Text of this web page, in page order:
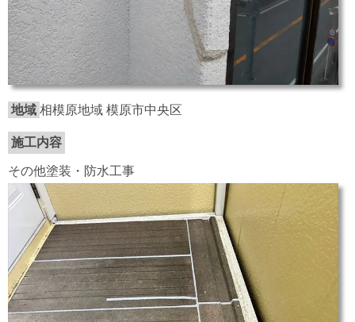
地域 相模原地域 模原市中央区
施工内容
その他塗装・防水工事